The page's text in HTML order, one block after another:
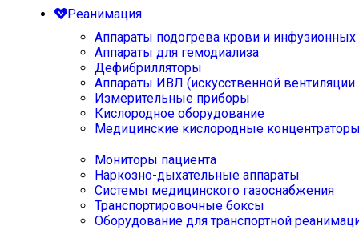
Реанимация
Аппараты подогрева крови и инфузионных
Аппараты для гемодиализа
Дефибрилляторы
Аппараты ИВЛ (искусственной вентиляции
Измерительные приборы
Кислородное оборудование
Медицинские кислородные
Мониторы пациента
Наркозно-дыхательные аппараты
Системы медицинского газоснабжения
Транспортировочные боксы
Оборудование для транспортной